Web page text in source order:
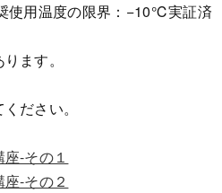
使用温度の限界：−10℃実証済
ます。
ださい。
-その１
-その２